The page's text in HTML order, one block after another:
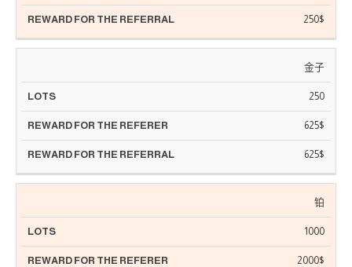
250$
金子
250
625$
625$
铂
1000
2000$